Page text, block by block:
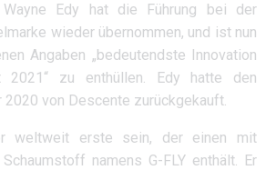
Wayne Edy hat die Führung bei der
wieder übernommen, und ist nun
Angaben „bedeutendste Innovation
2021“ zu enthüllen. Edy hatte den
von Descente zurückgekauft.
weltweit erste sein, der einen mit
namens G-FLY enthält. Er